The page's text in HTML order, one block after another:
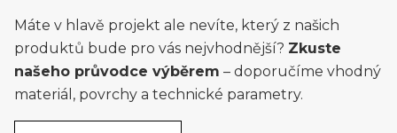
Máte v hlavě projekt ale nevíte, který z našich
produktů bude pro vás nejvhodnější? Zkuste
našeho průvodce výběrem – doporučíme vhodný
materiál, povrchy a technické parametry.